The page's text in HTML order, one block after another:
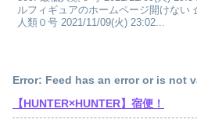
ルフィギュアのホームページ開けない
人類０号 2021/11/09(火) 23:02...
Error: Feed has an error or is not
【HUNTER×HUNTER】宿便！